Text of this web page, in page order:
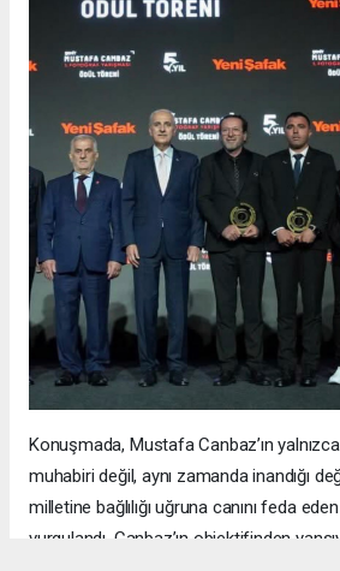
Konuşmada, Mustafa Canbaz’ın
muhabiri değil, aynı zamanda inandığı
milletine bağlılığı uğruna canını feda
vurgulandı. Canbaz’ın objektifinden